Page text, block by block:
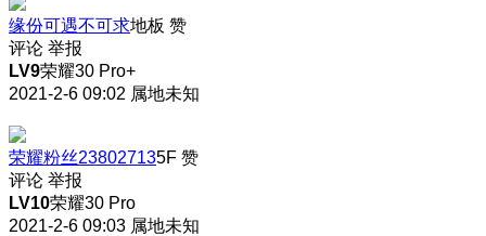
缘份可遇不可求地板 赞
评论 举报
LV9荣耀30 Pro+
2021-2-6 09:02 属地未知
荣耀粉丝238027135F 赞
评论 举报
LV10荣耀30 Pro
2021-2-6 09:03 属地未知